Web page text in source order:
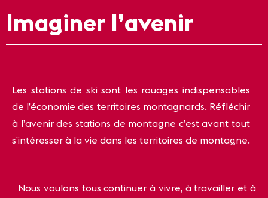
Imaginer l’avenir
Les stations de ski sont les rouages indispensables
de l’économie des territoires montagnards. Réfléchir
à l’avenir des stations de montagne c’est avant tout
s’intéresser à la vie dans les territoires de montagne.
Nous voulons tous continuer à vivre, à travailler et à